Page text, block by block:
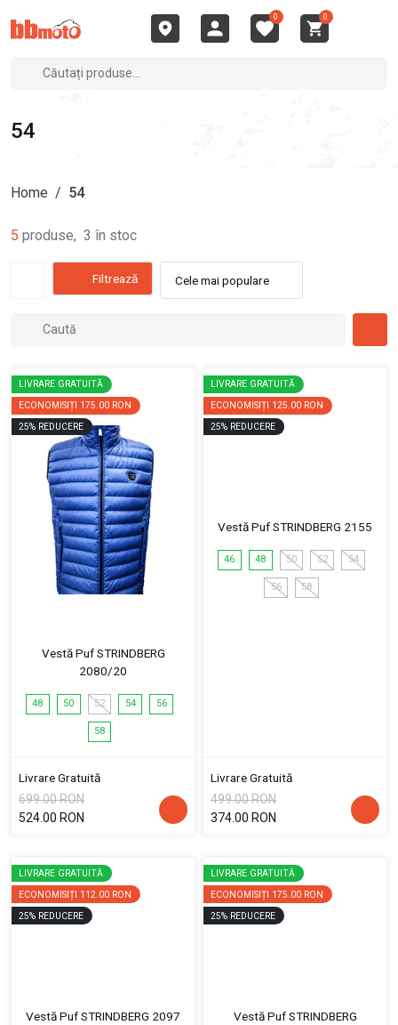
0 0
54
Home / 54
5 produse, 3 în stoc
Filtrează Cele mai populare
LIVRARE GRATUITĂ
ECONOMISIȚI 175.00 RON
25% REDUCERE
Vestă Puf STRINDBERG
2080/20
48 50 52 54 56
58
Livrare Gratuită
699.00 RON
524.00 RON
LIVRARE GRATUITĂ
ECONOMISIȚI 125.00 RON
25% REDUCERE
Vestă Puf STRINDBERG 2155
46 48 50 52 54
56 58
Livrare Gratuită
499.00 RON
374.00 RON
LIVRARE GRATUITĂ
ECONOMISIȚI 112.00 RON
25% REDUCERE
Vestă Puf STRINDBERG 2097
LIVRARE GRATUITĂ
ECONOMISIȚI 175.00 RON
25% REDUCERE
Vestă Puf STRINDBERG